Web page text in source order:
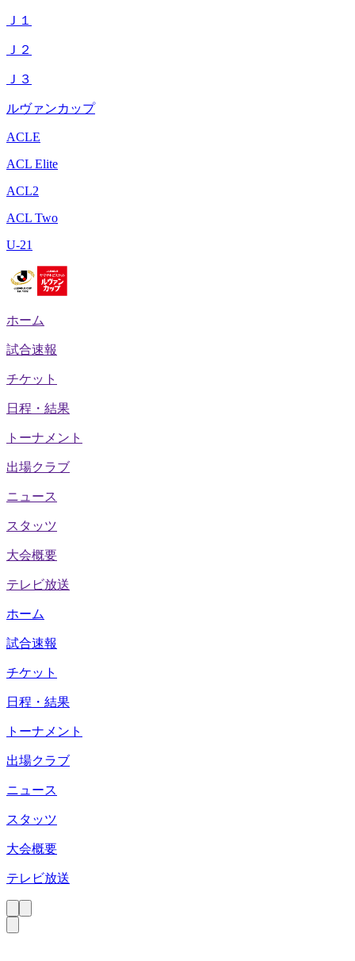
Ｊ１
Ｊ２
Ｊ３
ルヴァンカップ
ACLE
ACL Elite
ACL2
ACL Two
U-21
ホーム
試合速報
チケット
日程・結果
トーナメント
出場クラブ
ニュース
スタッツ
大会概要
テレビ放送
ホーム
試合速報
チケット
日程・結果
トーナメント
出場クラブ
ニュース
スタッツ
大会概要
テレビ放送